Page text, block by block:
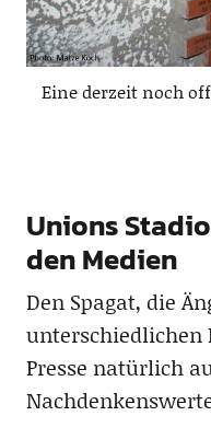
Eine derzeit noch
Unions
den Medien
Den Spagat, die
unterschiedlichen
Presse natürlich